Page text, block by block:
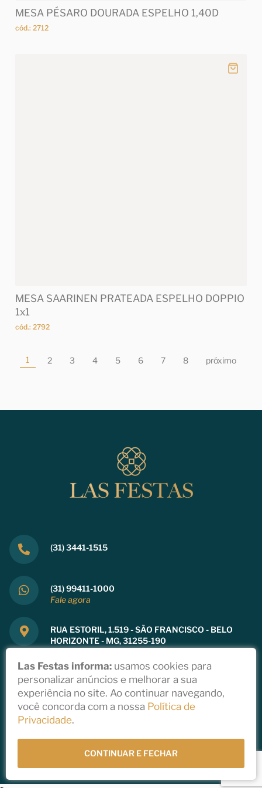
MESA PÉSARO DOURADA ESPELHO 1,40D
cód.: 2712
MESA SAARINEN PRATEADA ESPELHO DOPPIO
1x1
cód.: 2792
1 2 3 4 5 6 7 8 próximo
(31) 3441-1515
(31) 99411-1000
Fale agora
RUA ESTORIL, 1.519 - SÃO FRANCISCO - BELO
HORIZONTE - MG, 31255-190
Copyright 2021
Las Festas informa: usamos cookies para
personalizar anúncios e melhorar a sua
experiência no site. Ao continuar navegando,
você concorda com a nossa Política de
Privacidade.
CONTINUAR E FECHAR